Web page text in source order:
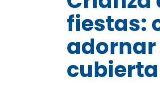
fiestas:
adornar
cubierta